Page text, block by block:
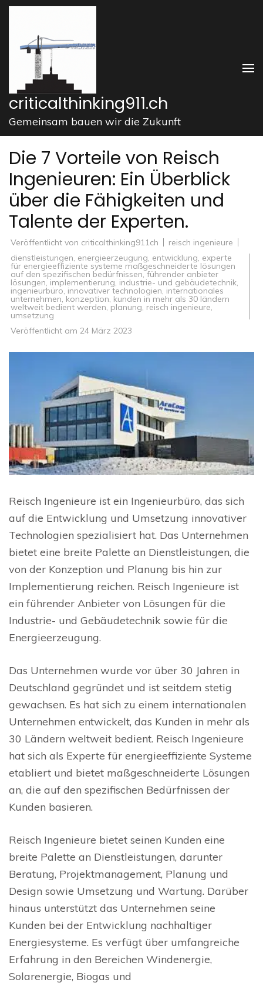
Zum
springen
drücken)
criticalthinking911.ch
Gemeinsam bauen wir die Zukunft
Die 7 Vorteile von Reisch
Ingenieuren: Ein Überblick
über die Fähigkeiten und
Talente der Experten.
Veröffentlicht von criticalthinking911ch
reisch ingenieure
dienstleistungen, energieerzeugung, entwicklung, experte
für energieeffiziente systeme maßgeschneiderte lösungen
auf den spezifischen bedürfnissen,führender anbieter
lösungen, implementierung, industrie- und gebäudetechnik,
ingenieurbüro, innovativer technologien, internationales
unternehmen, konzeption, kunden in mehr als 30 ländern
weltweit bedient werden, planung, reisch ingenieure,
umsetzung
Veröffentlicht am 24 März 2023
Reisch Ingenieure ist ein Ingenieurbüro, das sich
auf die Entwicklung und Umsetzung innovativer
Technologien spezialisiert hat. Das Unternehmen
bietet eine breite Palette an Dienstleistungen, die
von der Konzeption und Planung bis hin zur
Implementierung reichen. Reisch Ingenieure ist
ein führender Anbieter von Lösungen für die
Industrie- und Gebäudetechnik sowie für die
Energieerzeugung.
Das Unternehmen wurde vor über 30 Jahren in
Deutschland gegründet und ist seitdem stetig
gewachsen. Es hat sich zu einem internationalen
Unternehmen entwickelt, das Kunden in mehr als
30 Ländern weltweit bedient. Reisch Ingenieure
hat sich als Experte für energieeffiziente Systeme
etabliert und bietet maßgeschneiderte Lösungen
an, die auf den spezifischen Bedürfnissen der
Kunden basieren.
Reisch Ingenieure bietet seinen Kunden eine
breite Palette an Dienstleistungen, darunter
Beratung, Projektmanagement, Planung und
Design sowie Umsetzung und Wartung. Darüber
hinaus unterstützt das Unternehmen seine
Kunden bei der Entwicklung nachhaltiger
Energiesysteme. Es verfügt über umfangreiche
Erfahrung in den Bereichen Windenergie,
Solarenergie, Biogas und